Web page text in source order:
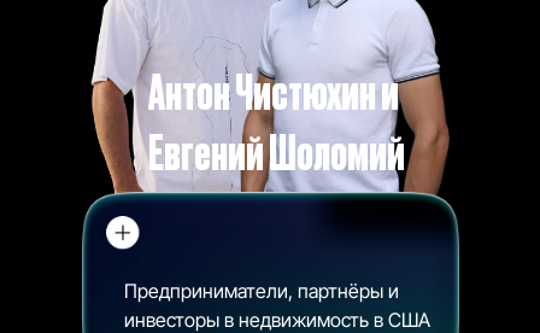
Предприниматели, партнёры и
инвесторы в недвижимость в США
Антон Чистюхин и
Евгений Шоломий